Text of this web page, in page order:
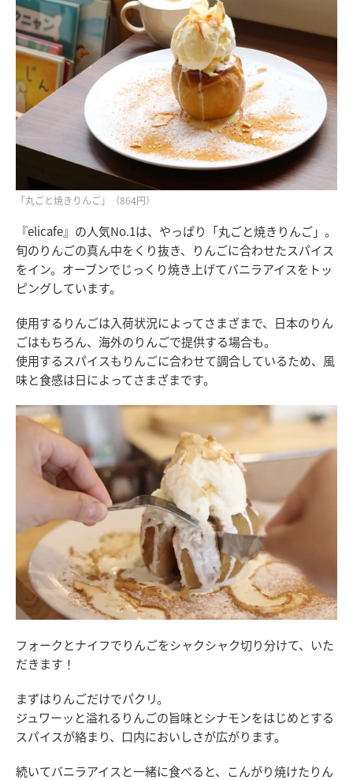
「丸ごと焼きりんご」（864円）
『elicafe』の人気No.1は、やっぱり「丸ごと焼きりんご」。
旬のりんごの真ん中をくり抜き、りんごに合わせたスパイス
をイン。オーブンでじっくり焼き上げてバニラアイスをトッ
ピングしています。
使用するりんごは入荷状況によってさまざまで、日本のりん
ごはもちろん、海外のりんごで提供する場合も。
使用するスパイスもりんごに合わせて調合しているため、風
味と食感は日によってさまざまです。
フォークとナイフでりんごをシャクシャク切り分けて、いた
だきます！
まずはりんごだけでパクリ。
ジュワーッと溢れるりんごの旨味とシナモンをはじめとする
スパイスが絡まり、口内においしさが広がります。
続いてバニラアイスと一緒に食べると、こんがり焼けたりん